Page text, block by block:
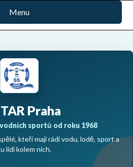
Menu
Praha
sportů od roku 1968
kteří mají rádi vodu, lodě, sport a
lidí kolem nich.